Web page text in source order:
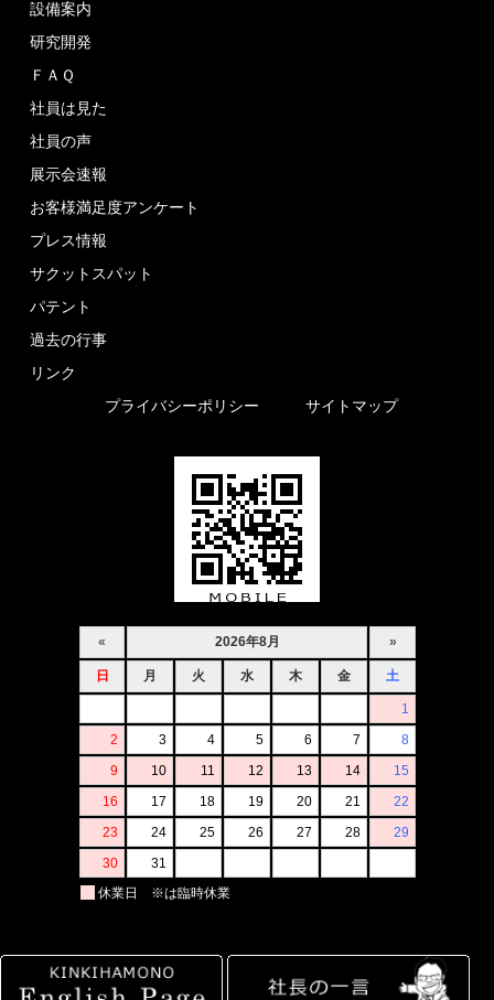
設備案内
研究開発
ＦＡＱ
社員は見た
社員の声
展示会速報
お客様満足度アンケート
プレス情報
サクットスパット
パテント
過去の行事
リンク
プライバシーポリシー
サイトマップ